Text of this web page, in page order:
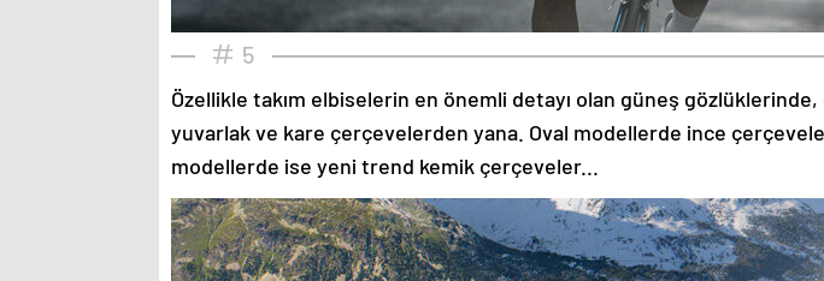
5
Özellikle takım elbiselerin en önemli detayı olan güneş
yuvarlak ve kare çerçevelerden yana. Oval modellerde ince
modellerde ise yeni trend kemik çerçeveler...